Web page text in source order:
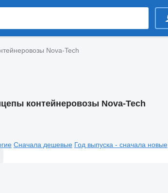
Nova-Tech
контейнеровозы Nova-Tech
Сначала дешевые Год выпуска - сначала новые